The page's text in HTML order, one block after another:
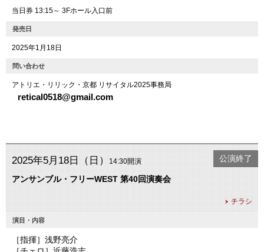
当日券 13:15～ 3Fホール入口前
発売日
2025年1月18日
問い合わせ
アトリエ・リリック・京都 リサイタル2025事務局
retical0518@gmail.com
2025年5月18日（日）14:30開演
アンサンブル・フリーWEST 第40回演奏会
チラシ
公演終了
演目・内容
［指揮］浅野亮介